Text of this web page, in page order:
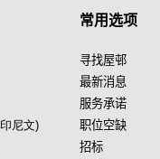
尼文)
常用选项
寻找屋邨
最新消息
服务承诺
职位空缺
招标